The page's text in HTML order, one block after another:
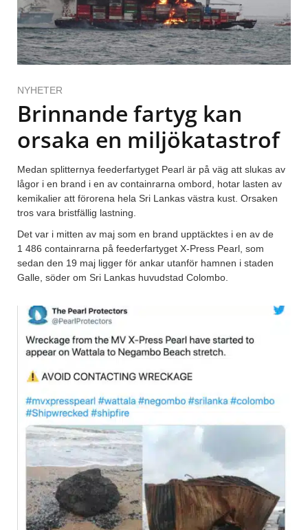
NYHETER
Brinnande fartyg kan
orsaka en miljökatastrof
Medan splitternya feederfartyget Pearl är på väg att slukas av
lågor i en brand i en av containrarna ombord, hotar lasten av
kemikalier att förorena hela Sri Lankas västra kust. Orsaken
tros vara bristfällig lastning.
Det var i mitten av maj som en brand upptäcktes i en av de
1 486 containrarna på feederfartyget X-Press Pearl, som
sedan den 19 maj ligger för ankar utanför hamnen i staden
Galle, söder om Sri Lankas huvudstad Colombo.